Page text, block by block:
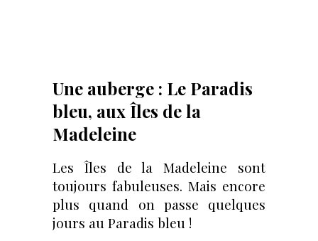
Une auberge : Le Paradis
bleu, aux Îles de la
Madeleine
Les Îles de la Madeleine sont
toujours fabuleuses. Mais encore
plus quand on passe quelques
jours au Paradis bleu !